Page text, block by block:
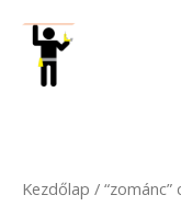
content
Kezdőlap /